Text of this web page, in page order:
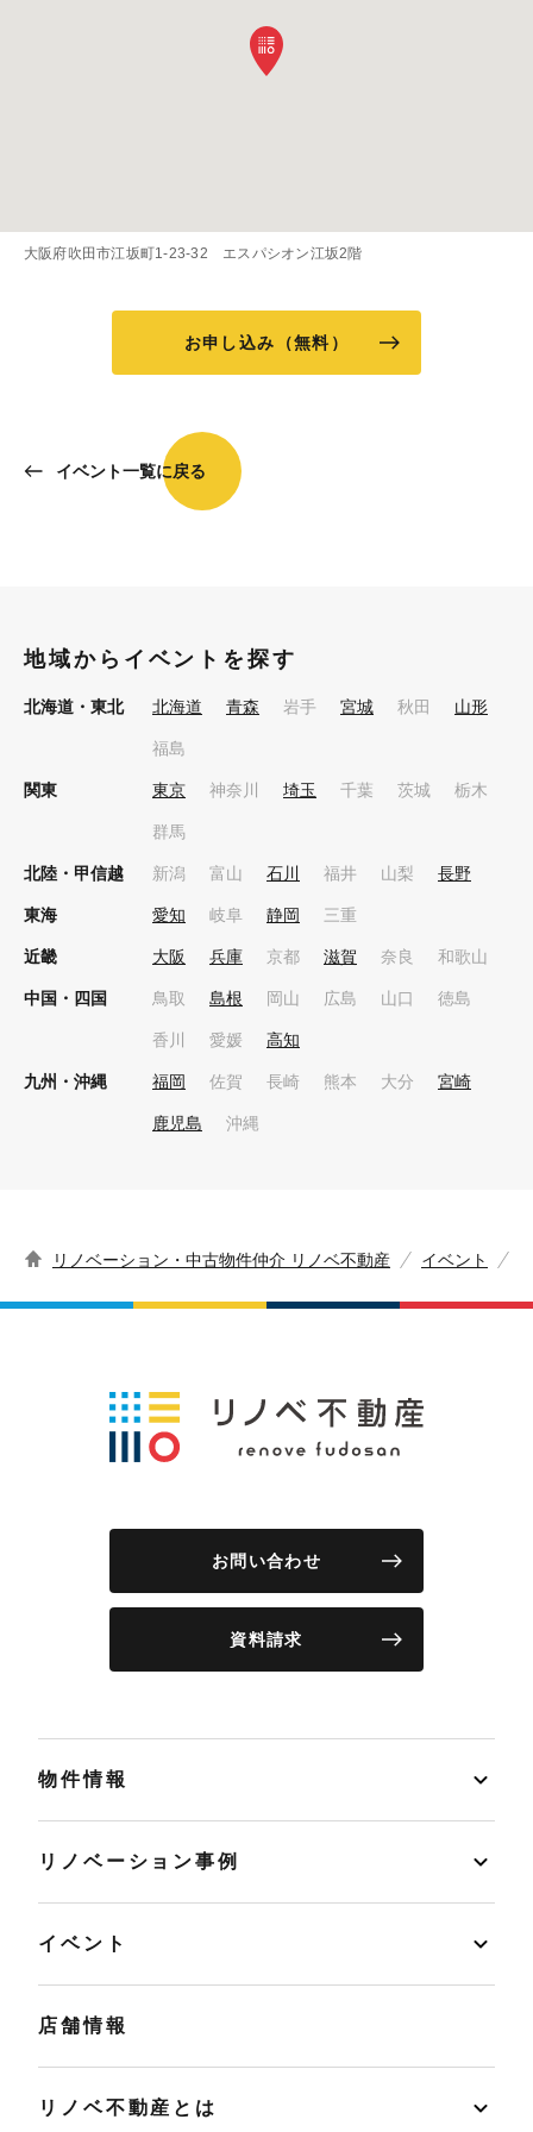
大阪府吹田市江坂町1-23-32 エスパシオン江坂2階
お申し込み（無料）
イベント一覧に戻る
地域からイベントを探す
北海道・東北 北海道 青森 岩手 宮城 秋田 山形
福島
関東 東京 神奈川 埼玉 千葉 茨城 栃木
群馬
北陸・甲信越 新潟 富山 石川 福井 山梨 長野
東海 愛知 岐阜 静岡 三重
近畿 大阪 兵庫 京都 滋賀 奈良 和歌山
中国・四国 鳥取 島根 岡山 広島 山口 徳島
香川 愛媛 高知
九州・沖縄 福岡 佐賀 長崎 熊本 大分 宮崎
鹿児島 沖縄
リノベーション・中古物件仲介 リノベ不動産 イベント
お問い合わせ
資料請求
物件情報
リノベーション事例
イベント
店舗情報
リノベ不動産とは